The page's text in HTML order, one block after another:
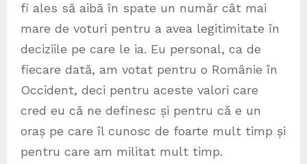
fi ales să aibă în spate un număr cât mai
mare de voturi pentru a avea legitimitate în
deciziile pe care le ia. Eu personal, ca de
fiecare dată, am votat pentru o Românie în
Occident, deci pentru aceste valori care
cred eu că ne definesc și pentru că e un
oraș pe care îl cunosc de foarte mult timp și
pentru care am militat mult timp.